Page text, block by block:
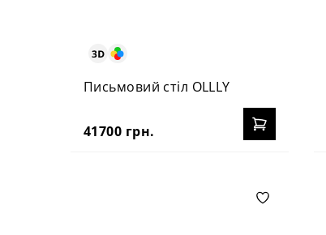
Письмовий стіл OLLLY
41700 грн.